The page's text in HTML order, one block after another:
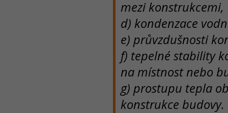
mezi konstrukcemi,
d) kondenzace
e) průvzdušnosti
f) tepelné stability
na místnost nebo
g) prostupu tepla
konstrukce budovy.